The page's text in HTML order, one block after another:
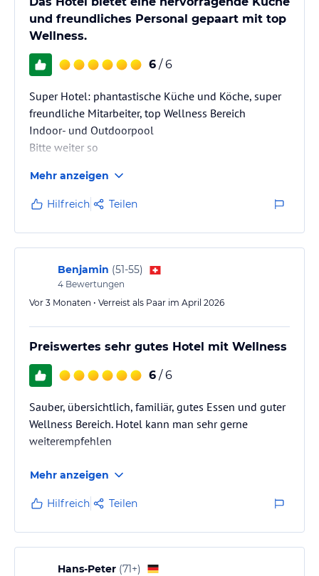
und freundliches Personal gepaart mit top
Wellness.
6 / 6
Super Hotel: phantastische Küche und Köche, super
freundliche Mitarbeiter, top Wellness Bereich
Indoor- und Outdoorpool
Bitte weiter so
Mehr anzeigen
Hilfreich Teilen
Benjamin (51-55)
4 Bewertungen
Vor 3 Monaten • Verreist als Paar im April 2026
Preiswertes sehr gutes Hotel mit Wellness
6 / 6
Sauber, übersichtlich, familiär, gutes Essen und guter
Wellness Bereich. Hotel kann man sehr gerne
weiterempfehlen
Mehr anzeigen
Hilfreich Teilen
Hans-Peter (71+)